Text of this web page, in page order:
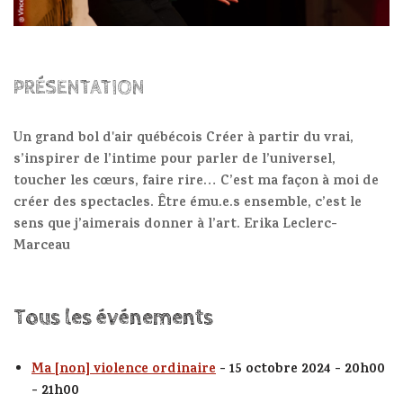
PRÉSENTATION
Un grand bol d'air québécois Créer à partir du vrai,
s’inspirer de l’intime pour parler de l’universel,
toucher les cœurs, faire rire… C’est ma façon à moi de
créer des spectacles. Être ému.e.s ensemble, c’est le
sens que j’aimerais donner à l’art. Erika Leclerc-
Marceau
Tous les événements
Ma [non] violence ordinaire - 15 octobre 2024 - 20h00
- 21h00